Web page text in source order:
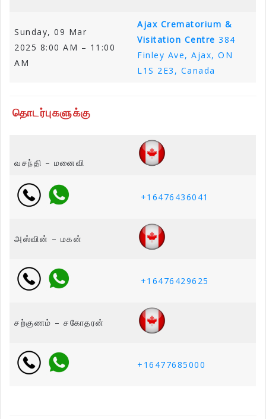
Sunday, 09 Mar
2025 8:00 AM – 11:00
AM
Ajax Crematorium &
Visitation Centre 384
Finley Ave, Ajax, ON
L1S 2E3, Canada
தொடர்புகளுக்கு
வசந்தி – மனைவி
+16476436041
அஸ்வின் – மகன்
+16476429625
சற்குணம் – சகோதரன்
+16477685000